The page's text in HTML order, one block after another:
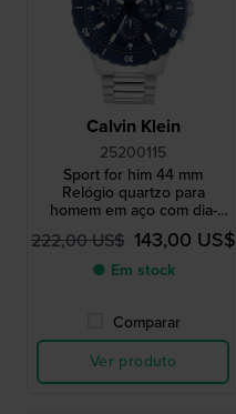
Calvin Klein
25200115
Sport for him 44 mm
Relógio quartzo para
homem em aço com dia-
data
222,00 US$ 143,00 US$
● Em stock
Comparar
Ver produto